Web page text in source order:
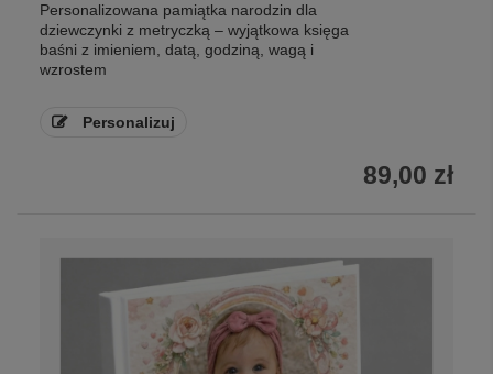
Personalizowana pamiątka narodzin dla
dziewczynki z metryczką – wyjątkowa księga
baśni z imieniem, datą, godziną, wagą i
wzrostem
Personalizuj
89,00 zł